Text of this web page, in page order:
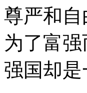
尊严和
为了富
强国却